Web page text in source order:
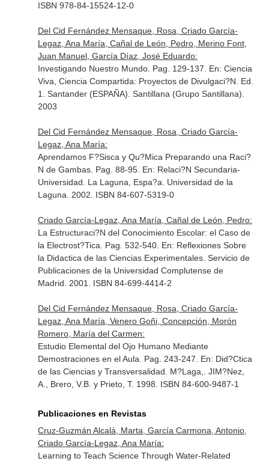
ISBN 978-84-15524-12-0
Del Cid Fernández Mensaque, Rosa, Criado García-
Legaz, Ana María, Cañal de León, Pedro, Merino Font,
Juan Manuel, García Díaz, José Eduardo:
Investigando Nuestro Mundo. Pag. 129-137. En: Ciencia
Viva, Ciencia Compartida: Proyectos de Divulgaci?N . Ed.
1. Santander (ESPAÑA). Santillana (Grupo Santillana).
2003
Del Cid Fernández Mensaque, Rosa, Criado García-
Legaz, Ana María:
Aprendamos F?Sisca y Qu?Mica Preparando una Raci?
N de Gambas. Pag. 88-95. En: Relaci?N Secundaria-
Universidad . La Laguna, Espa?a. Universidad de la
Laguna. 2002. ISBN 84-607-5319-0
Criado García-Legaz, Ana María, Cañal de León, Pedro:
La Estructuraci?N del Conocimiento Escolar: el Caso de
la Electrost?Tica. Pag. 532-540. En: Reflexiones Sobre
la Didactica de las Ciencias Experimentales. Servicio de
Publicaciones de la Universidad Complutense de
Madrid. 2001. ISBN 84-699-4414-2
Del Cid Fernández Mensaque, Rosa, Criado García-
Legaz, Ana María, Venero Goñi, Concepción, Morón
Romero, María del Carmen:
Estudio Elemental del Ojo Humano Mediante
Demostraciones en el Aula. Pag. 243-247. En: Did?Ctica
de las Ciencias y Transversalidad . M?Laga,. JIM?Nez,
A., Brero, V.B. y Prieto, T. 1998. ISBN 84-600-9487-1
Publicaciones en Revistas
Cruz-Guzmán Alcalá, Marta, García Carmona, Antonio,
Criado García-Legaz, Ana María:
Learning to Teach Science Through Water-Related